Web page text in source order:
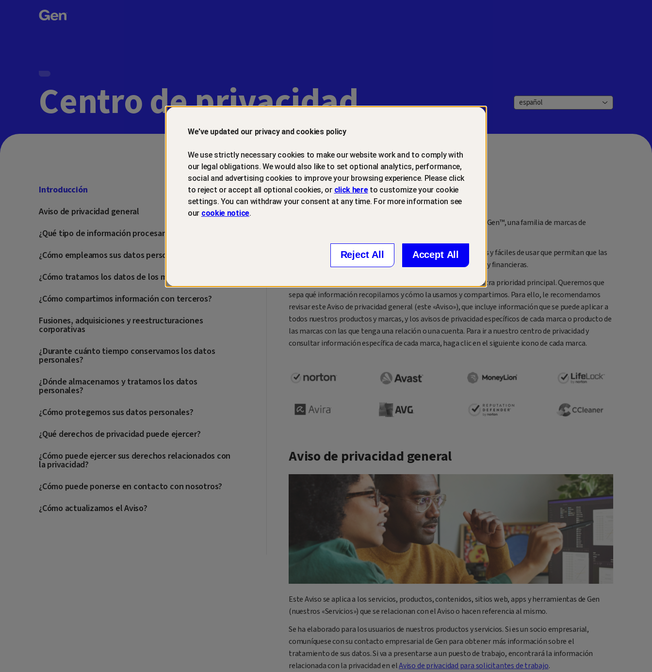
Gen™
Centro de privacidad español
Introducción
Aviso de privacidad general
¿Qué tipo de información procesamos?
¿Cómo empleamos sus datos personales?
¿Cómo tratamos los datos de los menores?
¿Cómo compartimos información con terceros?
Fusiones, adquisiciones y reestructuraciones
corporativas
¿Durante cuánto tiempo conservamos los datos
personales?
¿Dónde almacenamos y tratamos los datos
personales?
¿Cómo protegemos sus datos personales?
¿Qué derechos de privacidad puede ejercer?
¿Cómo puede ejercer sus derechos relacionados con
la privacidad?
¿Cómo puede ponerse en contacto con nosotros?
¿Cómo actualizamos el Aviso?
Introducción
Última actualización: 6 de marzo de 2026
Le damos la bienvenida a nuestro centro de privacidad. Somos Gen™, una familia de marcas de
La misión de Gen es crear soluciones tecnológicas innovadoras y fáciles de usar que permitan que las
personas desarrollen, gestionen y protejan sus vidas digitales y financieras.
Todo ello sin olvidar que la protección de la privacidad es nuestra prioridad principal. Queremos que
sepa qué información recopilamos y cómo la usamos y compartimos. Para ello, le recomendamos
revisar este Aviso de privacidad general (este «Aviso»), que incluye información que se puede aplicar a
todos nuestros productos y marcas, y los avisos de privacidad específicos de cada marca o producto de
las marcas con las que tenga una relación o una cuenta. Para ir a nuestro centro de privacidad y
consultar información específica de cada marca, haga clic en el siguiente icono de cada marca.
Aviso de privacidad general
Este Aviso se aplica a los servicios, productos, contenidos, sitios web, apps y herramientas de Gen
(nuestros «Servicios») que se relacionan con el Aviso o hacen referencia al mismo.
Se ha elaborado para los usuarios de nuestros productos y servicios. Si es un socio empresarial,
comuníquese con su contacto empresarial de Gen para obtener más información sobre el
tratamiento de sus datos. Si va a presentarse a un puesto de trabajo, encontrará la información
relacionada con la privacidad en elAviso de privacidad para solicitantes de trabajo.
We've updated our privacy and cookies policy
We use strictly necessary cookies to make our website work and to comply with
our legal obligations. We would also like to set optional analytics, performance,
social and advertising cookies to improve your browsing experience. Please click
to reject or accept all optional cookies, or click hereto customize your cookie
settings. You can withdraw your consent at any time. For more information see
our cookie notice.
Reject All Accept All